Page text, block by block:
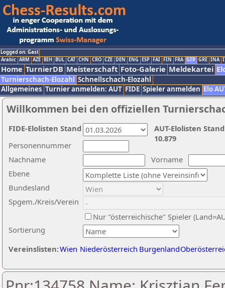
Logged on: Gast
Arabic ARM AZE BIH BUL CAT CHN CRO CZE DEN ENG ESP FAI FIN FRA GER GRE INA
Home TurnierDB Meisterschaft Foto-Galerie Meldekartei
Turnierschach-Elozahl Schnellschach-Elozahl
Allgemeines Turnier anmelden: AUT FIDE Spieler anmelden Elo
Willkommen bei den offiziellen
Nachname
Vorname
Ebene
Sortierung
Personennummer
Bundesland
Spgem./Kreis/Verein
Nur "österreichische" Spieler
Vereinslisten:Wien Niederösterreich Burgenland
AUT-Elolisten
10.879
FIDE-Elolisten Stand